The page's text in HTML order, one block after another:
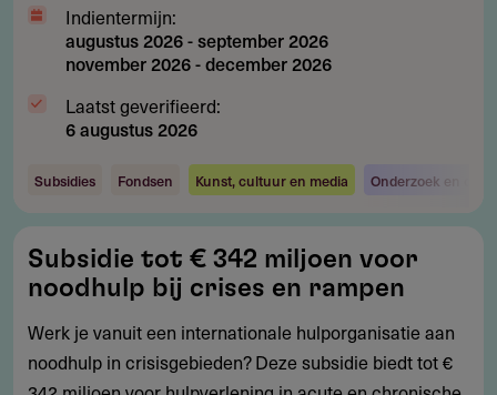
Indientermijn:
augustus 2026-september 2026
november 2026-december 2026
Laatst geverifieerd:
6 augustus 2026
Subsidies Fondsen Kunst, cultuur en media Onderzoek en
tot
€
342
miljoen
Subsidie tot € 342 miljoen voor
noodhulp bij crises en rampen
Werk je vanuit een internationale hulporganisatie aan
noodhulp in crisisgebieden? Deze subsidie biedt tot €